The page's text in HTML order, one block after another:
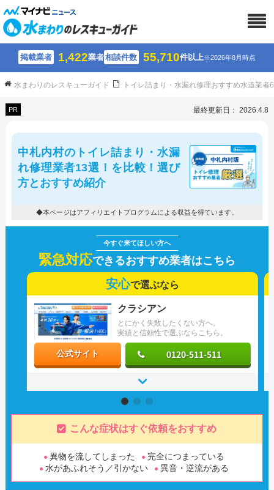
掲載業者 1,422業者相談件数 55,710件以上※2026年8月時点
水まわりのレスキューガイド トイレ詰まり・水漏れ修理おすすめ水道業
PR 最終更新日： 2026.4.8
中札内村のトイレ詰まり・水漏
れ修理業者13選！を比較！選び
方とおすすめ紹介
◆本ページはアフィリエイトプログラムによる収益を得ています。
緊急対応できるおすすめ業者はこちら
安心で選ぶなら
とにかく失敗したくない方へ。
実績と信頼性で選ぶならこちら。
クラシアン
公式サイト 0120-511-511
こんな症状はすぐ依頼をおすすめ
異物を流してしまった
完全につまっている
水があふれそう／引かない
異音・逆流がある